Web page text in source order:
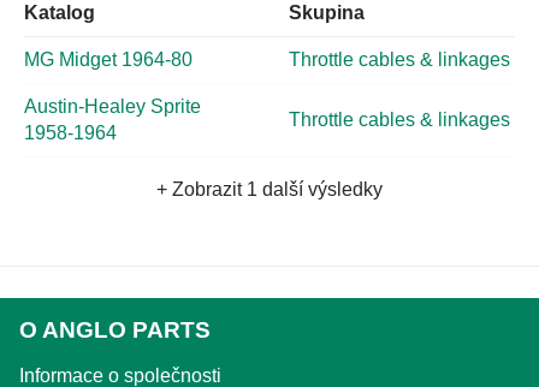
Katalog Skupina
MG Midget 1964-80 Throttle cables & linkages
Austin-Healey Sprite
1958-1964
Throttle cables & linkages
+ Zobrazit 1 další výsledky
O ANGLO PARTS
Informace o společnosti